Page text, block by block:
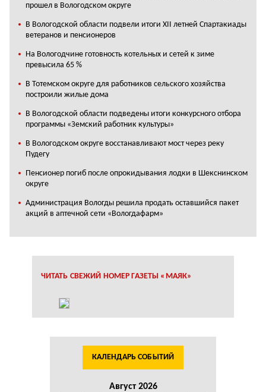
прошел в Вологодском округе
В Вологодской области подвели итоги XII летней Спартакиады
ветеранов и пенсионеров
На Вологодчине готовность котельных и сетей к зиме
превысила 65 %
В Тотемском округе для работников сельского хозяйства
построили жилые дома
В Вологодской области подведены итоги конкурсного отбора
программы «Земский работник культуры»
В Вологодском округе восстанавливают мост через реку
Пудегу
Пенсионер погиб после опрокидывания лодки в Шекснинском
округе
Администрация Вологды решила продать оставшийся пакет
акций в аптечной сети «Вологдафарм»
ЧИТАТЬ СВЕЖИЙ НОМЕР ГАЗЕТЫ «МАЯК»
КАЛЕНДАРЬ СОБЫТИЙ
Август 2026